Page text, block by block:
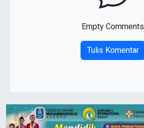
Empty Comments
Tulis Komentar